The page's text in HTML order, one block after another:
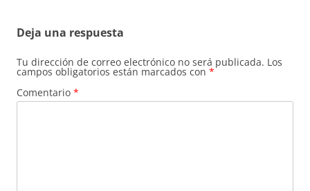
Deja una respuesta
Tu dirección de correo electrónico no será publicada. Los
campos obligatorios están marcados con *
Comentario *